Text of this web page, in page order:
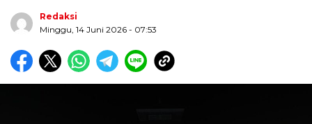
Redaksi
Minggu, 14 Juni 2026 - 07:53